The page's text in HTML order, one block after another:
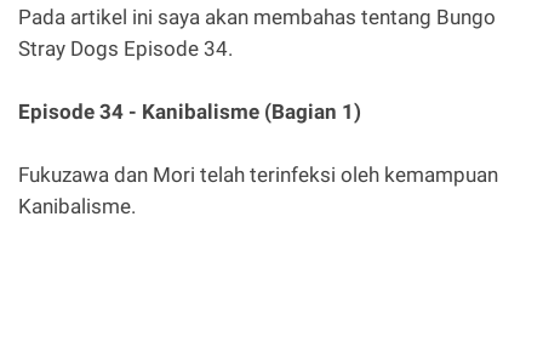
Pada artikel ini saya akan membahas tentang Bungo
Stray Dogs Episode 34.
Episode 34 - Kanibalisme (Bagian 1)
Fukuzawa dan Mori telah terinfeksi oleh kemampuan
Kanibalisme.